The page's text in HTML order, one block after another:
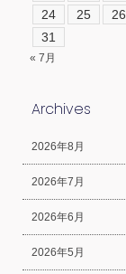
24
25 26
31
« 7月
Archives
2026年8月
2026年7月
2026年6月
2026年5月